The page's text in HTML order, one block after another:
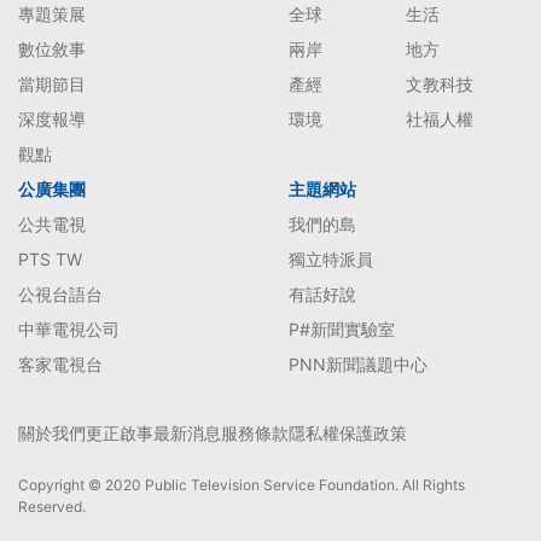
專題策展
數位敘事
當期節目
深度報導
觀點
全球
生活
兩岸
地方
產經
文教科技
環境
社福人權
公廣集團
公共電視
PTS TW
公視台語台
中華電視公司
客家電視台
主題網站
我們的島
獨立特派員
有話好說
P#新聞實驗室
PNN新聞議題中心
關於我們更正啟事最新消息服務條款隱私權保護政策
Copyright © 2020 Public Television Service Foundation. All Rights
Reserved.